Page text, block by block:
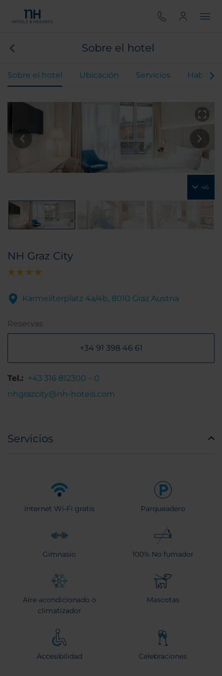
Sobre el hotel
Sobre el hotel Ubicación Servicios
46
NH Graz City
Karmeliterplatz 4a/4b, 8010 Graz Austria
Reservas
+34 91 398 46 61
Tel.: +43 316 812300 – 0
nhgrazcity@nh-hotels.com
Servicios
Internet Wi-Fi gratis Parqueadero
Gimnasio 100% No fumador
Aire acondicionado o
climatizador
Mascotas
Accesibilidad Celebraciones